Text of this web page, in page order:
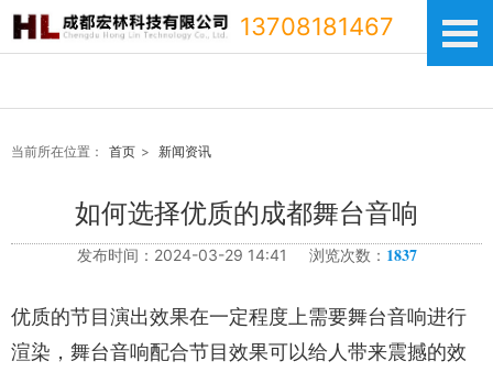
13708181467
当前所在位置： 首页 > 新闻资讯
如何选择优质的成都舞台音响
发布时间：2024-03-29 14:41 浏览次数： 1837
优质的节目演出效果在一定程度上需要舞台音响进行
渲染，舞台音响配合节目效果可以给人带来震撼的效